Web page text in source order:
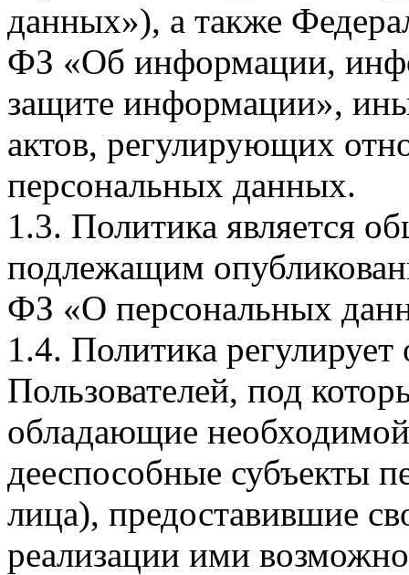
данных»), а также
ФЗ «Об информации,
защите информации»,
актов, регулирующих
персональных данных.
1.3. Политика является
подлежащим
ФЗ «О персональных
1.4. Политика
Пользователей, под
обладающие
дееспособные субъекты
лица), предоставившие
реализации ими